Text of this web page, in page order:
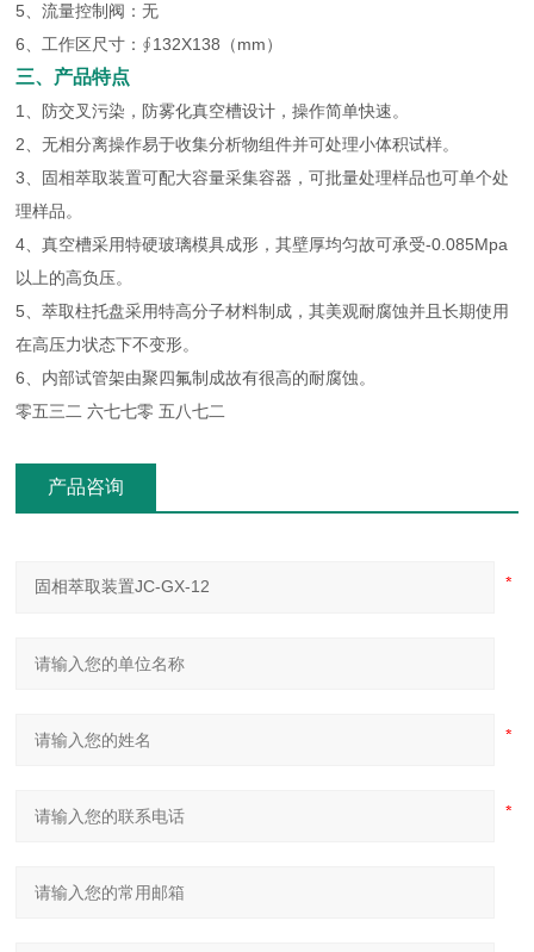
5、流量控制阀：无
6、工作区尺寸：∮132X138（mm）
三、产品特点
1、防交叉污染，防雾化真空槽设计，操作简单快速。
2、无相分离操作易于收集分析物组件并可处理小体积试样。
3、固相萃取装置可配大容量采集容器，可批量处理样品也可单个处
理样品。
4、真空槽采用特硬玻璃模具成形，其壁厚均匀故可承受-0.085Mpa
以上的高负压。
5、萃取柱托盘采用特高分子材料制成，其美观耐腐蚀并且长期使用
在高压力状态下不变形。
6、内部试管架由聚四氟制成故有很高的耐腐蚀。
零五三二 六七七零 五八七二
产品咨询